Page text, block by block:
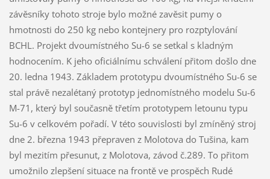
závěsníky tohoto stroje bylo možné zavěsit pumy o
hmotnosti do 250 kg nebo kontejnery pro rozptylování
BCHL. Projekt dvoumístného Su-6 se setkal s kladným
hodnocením. K jeho oficiálnímu schválení přitom došlo dne
20. ledna 1943. Základem prototypu dvoumístného Su-6 se
stal právě nezalétaný prototyp jednomístného modelu Su-6
M-71, který byl současně třetím prototypem letounu typu
Su-6 v celkovém pořadí. V této souvislosti byl zmíněný stroj
dne 2. března 1943 přepraven z Molotova do Tušina, kam
byl mezitím přesunut, z Molotova, závod č.289. To přitom
umožnilo zlepšení situace na frontě ve prospěch Rudé